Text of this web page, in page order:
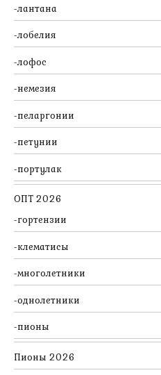
лантана
лобелия
лофос
немезия
пеларгонии
петунии
портулак
ОПТ 2026
гортензии
клематисы
многолетники
однолетники
пионы
Пионы 2026